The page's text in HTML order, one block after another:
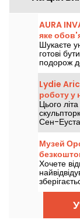
AURA
яке
Парижі
Шукаєте
готові
подорож
Це
Lydie
роботу у
фото
Цього
Сен-
твором
29
Музей
виставки
Хочете
поради
для себе,
також